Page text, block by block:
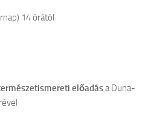
14 órától
előadása Duna-